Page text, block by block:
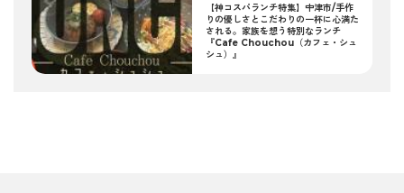
【神コスパランチ特集】中津市/手作
りの優しさとこだわりの一杯に心満た
される。家族を想う特別なランチ
『Cafe Chouchou（カフェ・シュ
シュ）』